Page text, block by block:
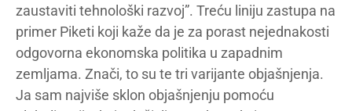
zaustaviti tehnološki razvoj”. Treću liniju zastupa na
primer Piketi koji kaže da je za porast nejednakosti
odgovorna ekonomska politika u zapadnim
zemljama. Znači, to su te tri varijante objašnjenja.
Ja sam najviše sklon objašnjenju pomoću